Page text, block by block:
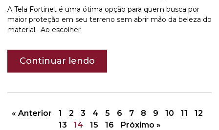
A Tela Fortinet é uma ótima opção para quem busca por
maior proteção em seu terreno sem abrir mão da beleza do
material. Ao escolher
Continuar lendo
« Anterior 1 2 3 4 5 6 7 8 9 10 11
12
13
14 15 16 Próximo »